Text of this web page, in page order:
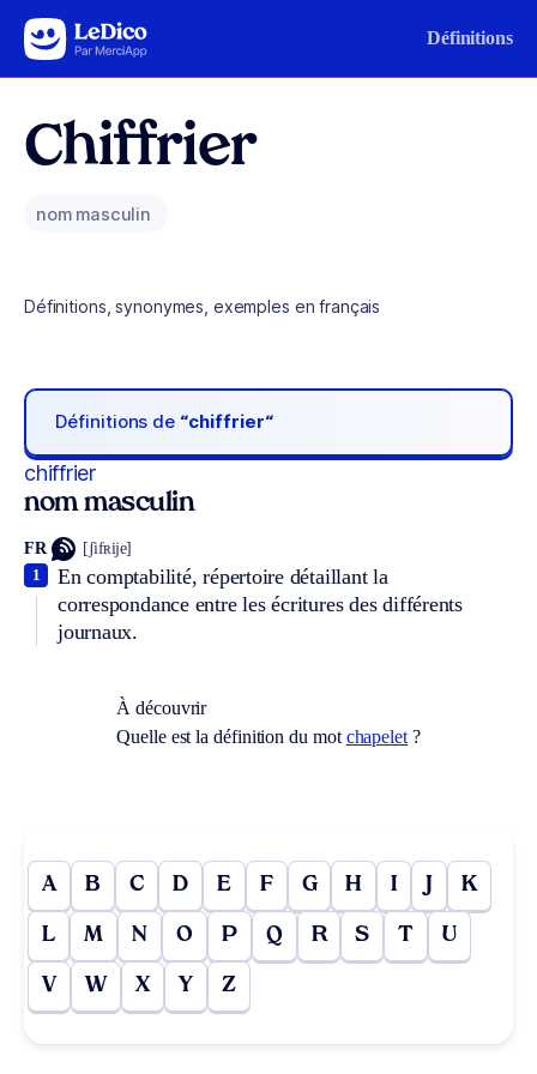
Aller au contenu Définitions
Chiffrier
nom masculin
Définitions, synonymes, exemples en français
Définitions de “chiffrier“
chiffrier
nom masculin
FR [ʃifʀije]
En comptabilité, répertoire détaillant la
correspondance entre les écritures des différents
journaux.
1
À découvrir
Quelle est la définition du mot chapelet?
A B C D E F G H I J K
L M N O P Q R S T U
V W X Y Z